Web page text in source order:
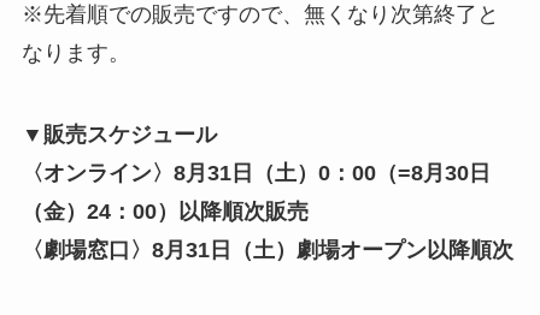
※先着順での販売ですので、無くなり次第終了と
なります。
▼販売スケジュール
〈オンライン〉8月31日（土）0：00（=8月30日
（金）24：00）以降順次販売
〈劇場窓口〉8月31日（土）劇場オープン以降順次